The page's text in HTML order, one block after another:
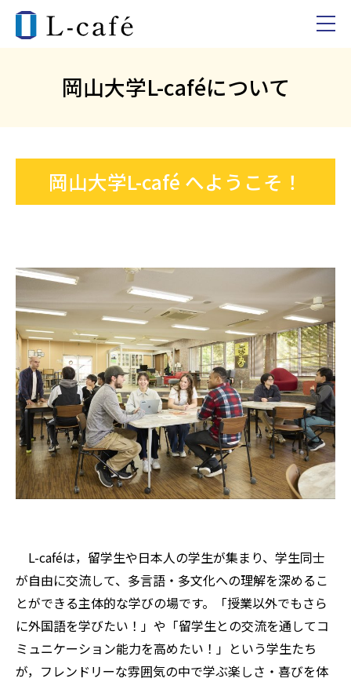
岡山大学L-caféについて
岡山大学L-café へようこそ！
L-caféは，留学生や日本人の学生が集まり、学生同士
が自由に交流して、多言語・多文化への理解を深めるこ
とができる主体的な学びの場です。「授業以外でもさら
に外国語を学びたい！」や「留学生との交流を通してコ
ミュニケーション能力を高めたい！」という学生たち
が，フレンドリーな雰囲気の中で学ぶ楽しさ・喜びを体